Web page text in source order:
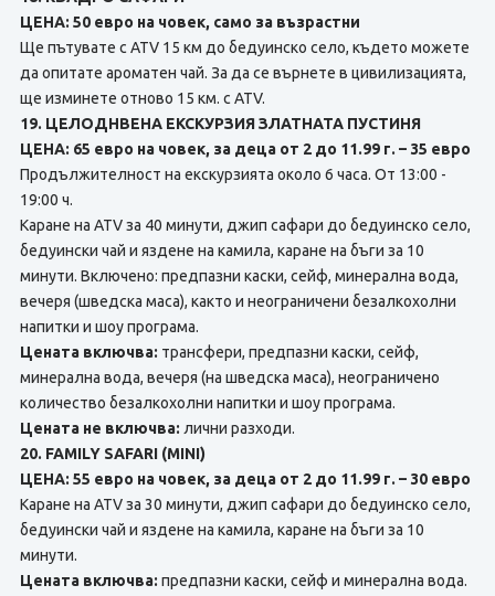
ЦЕНА: 50 евро на човек, само за възрастни
Ще пътувате с ATV 15 км до бедуинско село, където можете
да опитате ароматен чай. За да се върнете в цивилизацията,
ще изминете отново 15 км. с ATV.
19. ЦЕЛОДНВЕНА ЕКСКУРЗИЯ ЗЛАТНАТА ПУСТИНЯ
ЦЕНА: 65 евро на човек, за деца от 2 до 11.99 г. – 35 евро
Продължителност на екскурзията около 6 часа. От 13:00 -
19:00 ч.
Каране на ATV за 40 минути, джип сафари до бедуинско село,
бедуински чай и яздене на камила, каране на бъги за 10
минути. Включено: предпазни каски, сейф, минерална вода,
вечеря (шведска маса), както и неограничени безалкохолни
напитки и шоу програма.
Цената включва: трансфери, предпазни каски, сейф,
минерална вода, вечеря (на шведска маса), неограничено
количество безалкохолни напитки и шоу програма.
Цената не включва: лични разходи.
20. FAMILY SAFARI (MINI)
ЦЕНА: 55 евро на човек, за деца от 2 до 11.99 г. – 30 евро
Каране на ATV за 30 минути, джип сафари до бедуинско село,
бедуински чай и яздене на камила, каране на бъги за 10
минути.
Цената включва: предпазни каски, сейф и минерална вода.